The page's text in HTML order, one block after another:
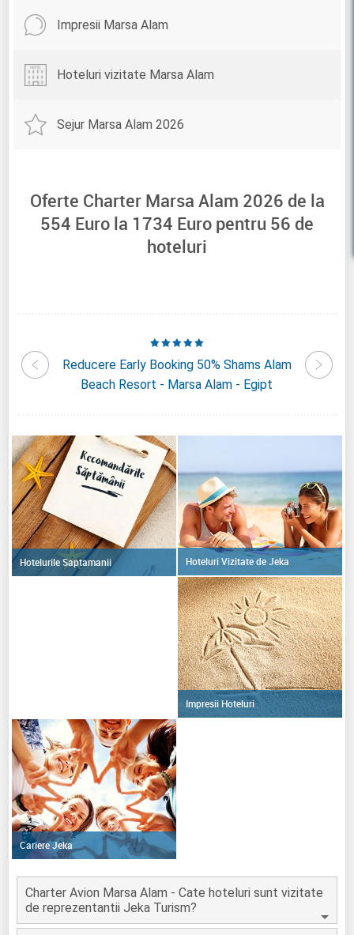
Impresii Marsa Alam
Hoteluri vizitate Marsa Alam
Sejur Marsa Alam 2026
Oferte Charter Marsa Alam 2026 de la
554 Euro la 1734 Euro pentru 56 de
hoteluri
Reducere Early Booking 50% Shams Alam
Beach Resort - Marsa Alam - Egipt
Hotelurile Saptamanii Hoteluri Vizitate de Jeka
Impresii Hoteluri
Cariere Jeka
Charter Avion Marsa Alam - Cate hoteluri sunt vizitate
de reprezentantii Jeka Turism?